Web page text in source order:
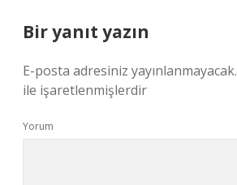
Bir yanıt yazın
E-posta adresiniz yayınlanmayacak.
ile işaretlenmişlerdir
Yorum